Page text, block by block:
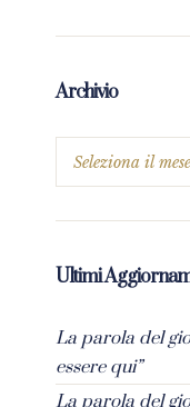
Archivio
Ultimi
La parola del
essere qui”
La parola del